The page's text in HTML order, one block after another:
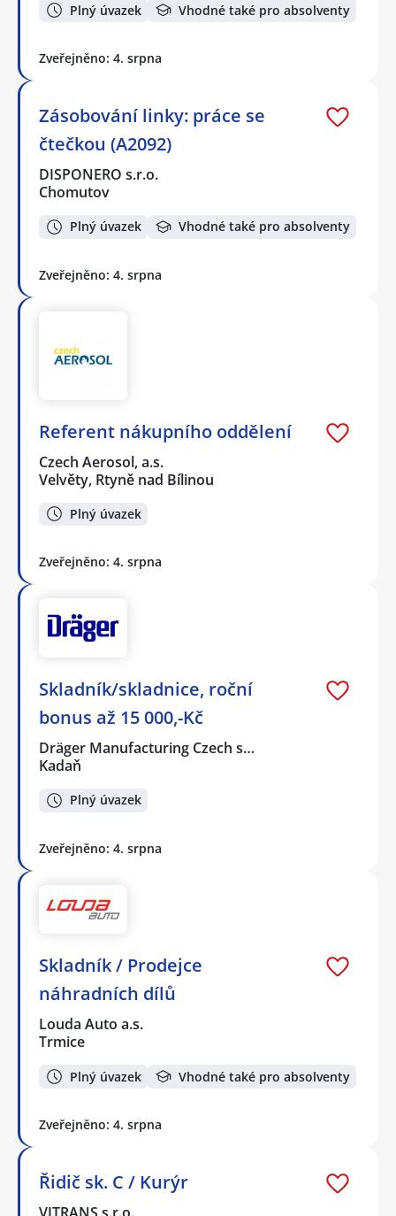
Plný úvazek Vhodné také pro absolventy
Zveřejněno: 4. srpna
Zásobování linky: práce se
čtečkou (A2092)
DISPONERO s.r.o.
Chomutov
Plný úvazek Vhodné také pro absolventy
Zveřejněno: 4. srpna
Referent nákupního oddělení
Czech Aerosol, a.s.
Velvěty, Rtyně nad Bílinou
Plný úvazek
Zveřejněno: 4. srpna
Skladník/skladnice, roční
bonus až 15 000,-Kč
Dräger Manufacturing Czech s…
Kadaň
Plný úvazek
Zveřejněno: 4. srpna
Skladník / Prodejce
náhradních dílů
Louda Auto a.s.
Trmice
Plný úvazek Vhodné také pro absolventy
Zveřejněno: 4. srpna
Řidič sk. C / Kurýr